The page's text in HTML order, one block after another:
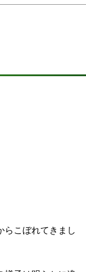
らこぼれてきまし